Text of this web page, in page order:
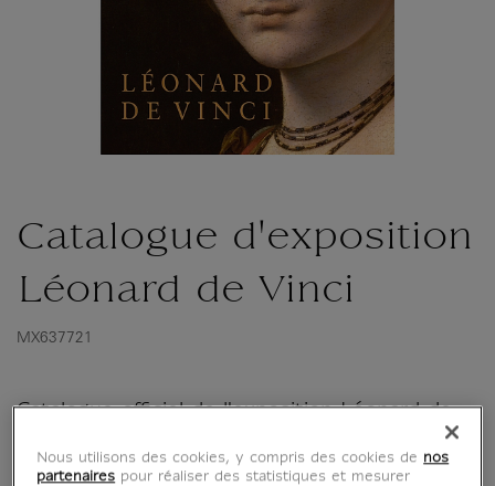
Catalogue d'exposition
Léonard de Vinci
MX637721
Catalogue officiel de l'exposition Léonard de
2019 au 24 février 2020.
Nous utilisons des cookies, y compris des cookies de nos
partenaires pour réaliser des statistiques et mesurer